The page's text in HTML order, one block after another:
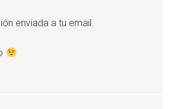
enviada a tu email.